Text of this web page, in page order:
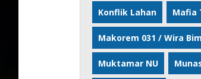
Konflik Lahan Mafia
Makorem 031 / Wira
Muktamar NU